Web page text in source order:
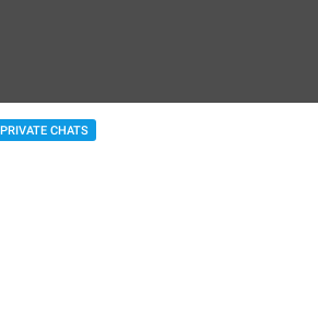
PRIVATE CHATS